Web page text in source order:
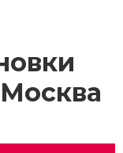
Москва